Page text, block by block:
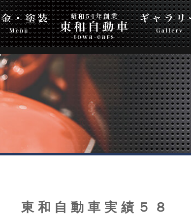
Top Page
ギャラリー 会社案内
東和自動車実績５８